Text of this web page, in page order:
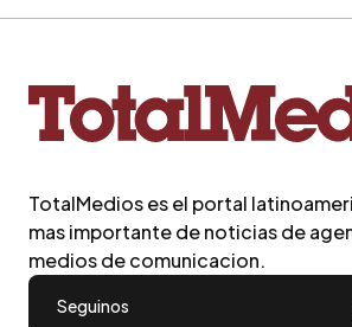
TotalMedios es el portal
mas importante de noticias de
medios de comunicacion.
Seguinos